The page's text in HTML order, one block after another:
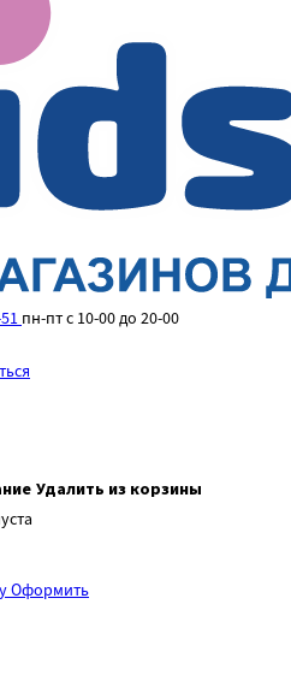
пн-пт с 10-00 до 20-00
Удалить из корзины
Оформить